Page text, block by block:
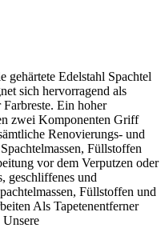
Edelstahl Spachtel
sich hervorragend als
Ein hoher
zwei Komponenten Griff
Renovierungs- und
Füllstoffen
vor dem Verputzen oder
geschliffenes und
Füllstoffen und
Als Tapetenentferner